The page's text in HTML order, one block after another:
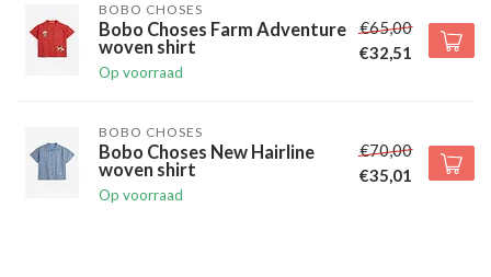
BOBO CHOSES
Bobo Choses Farm Adventure
woven shirt
Op voorraad
€65,00
€32,51
BOBO CHOSES
Bobo Choses New Hairline
woven shirt
Op voorraad
€70,00
€35,01